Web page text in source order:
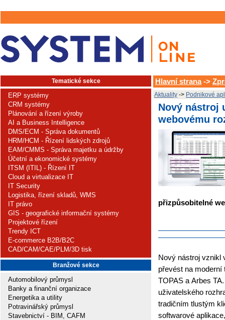
Tematické sekce
ERP systémy
CRM systémy
Plánování a řízení výroby
AI a Business Intelligence
DMS/ECM - Správa dokumentů
HRM/HCM - Řízení lidských zdrojů
EAM/CMMS - Správa majetku a údržby
Účetní a ekonomické systémy
ITSM (ITIL) - Řízení IT
Cloud a virtualizace IT
IT Security
Logistika, řízení skladů, WMS
IT právo
GIS - geografické informační systémy
Projektové řízení
Trendy ICT
E-commerce B2B/B2C
CAD/CAM/CAE/PLM/3D tisk
Branžové sekce
Automobilový průmysl
Banky a finanční organizace
Energetika a utility
Potravinářský průmysl
Stavebnictví - BIM, CAFM
Hlavní strana->
Aktuality -> Podnikové
Nový nástroj
webovému
přizpůsobitelné
Nový nástroj vznikl
převést na moderní
TOPAS a Arbes
uživatelského
tradičním tlustým
softwarové